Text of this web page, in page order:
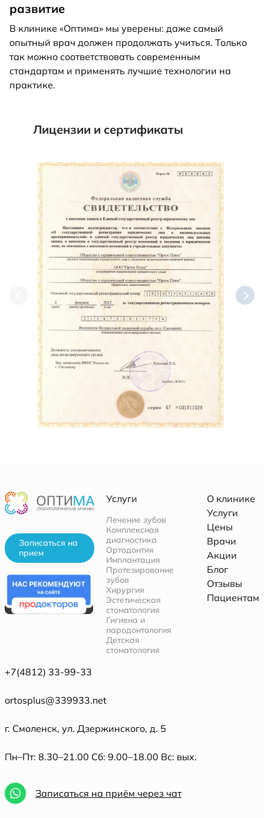
развитие
В клинике «Оптима» мы уверены: даже самый
опытный врач должен продолжать учиться. Только
так можно соответствовать современным
стандартам и применять лучшие технологии на
практике.
Лицензии и сертификаты
Записаться на
прием
Услуги
Лечение зубов
Комплексная
диагностика
Ортодонтия
Имплантация
Протезирование
зубов
Хирургия
Эстетическая
стоматология
Гигиена и
пародонтология
Детская
стоматология
О клинике
Услуги
Цены
Врачи
Акции
Блог
Отзывы
Пациентам
+7(4812) 33-99-33
ortosplus@339933.net
г. Смоленск, ул. Дзержинского, д. 5
Пн–Пт: 8.30–21.00 Сб: 9.00–18.00 Вс: вых.
Записаться на приём через чат